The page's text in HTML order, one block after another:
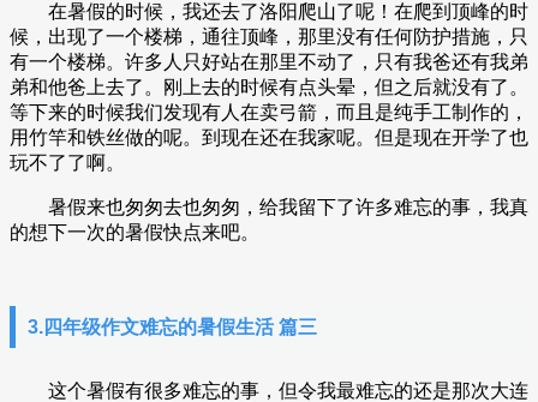
在暑假的时候，我还去了洛阳爬山了呢！在爬到顶峰的时
候，出现了一个楼梯，通往顶峰，那里没有任何防护措施，只
有一个楼梯。许多人只好站在那里不动了，只有我爸还有我弟
弟和他爸上去了。刚上去的时候有点头晕，但之后就没有了。
等下来的时候我们发现有人在卖弓箭，而且是纯手工制作的，
用竹竿和铁丝做的呢。到现在还在我家呢。但是现在开学了也
玩不了了啊。
暑假来也匆匆去也匆匆，给我留下了许多难忘的事，我真
的想下一次的暑假快点来吧。
3.四年级作文难忘的暑假生活 篇三
这个暑假有很多难忘的事，但令我最难忘的还是那次大连